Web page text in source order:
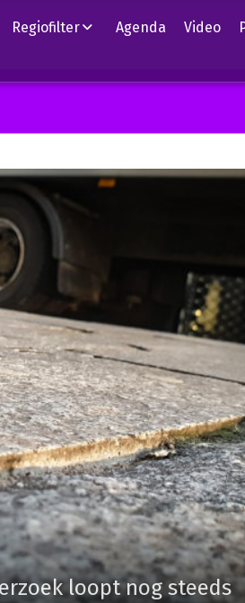
Regiofilter Agenda Video
loopt nog steeds